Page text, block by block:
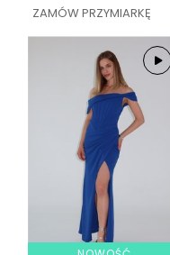
ZAMÓW PRZYMIARKĘ